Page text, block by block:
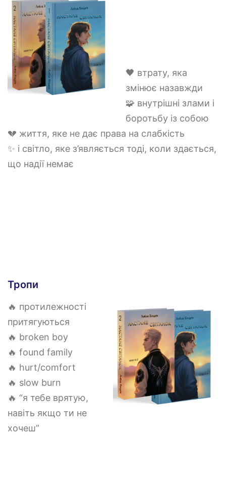
🖤 втрату, яка
змінює назавжди
🧩 внутрішні злами і
боротьбу із собою
💔 життя, яке не дає права на слабкість
✨ і світло, яке з’являється тоді, коли здається,
що надії немає
Тропи
🔥 протилежності
притягуються
🔥 broken boy
🔥 found family
🔥 hurt/comfort
🔥 slow burn
🔥 “я тебе врятую,
навіть якщо ти не
хочеш”